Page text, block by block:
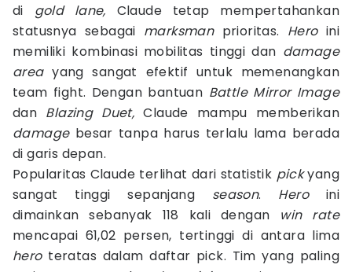
di gold lane, Claude tetap mempertahankan
statusnya sebagai marksman prioritas. Hero ini
memiliki kombinasi mobilitas tinggi dan damage
areayang sangat efektif untuk memenangkan
team fight. Dengan bantuan Battle Mirror Image
dan Blazing Duet,Claude mampu memberikan
damage besar tanpa harus terlalu lama berada
di garis depan.
Popularitas Claude terlihat dari statistik pickyang
sangat tinggi sepanjang season. Hero ini
dimainkan sebanyak 118 kali dengan win rate
mencapai 61,02 persen, tertinggi di antara lima
hero teratas dalam daftar pick. Tim yang paling